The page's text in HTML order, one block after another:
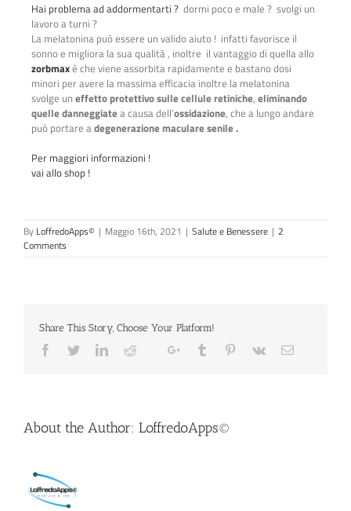
Hai problema ad addormentarti ? dormi poco e male ? svolgi un
lavoro a turni ?
La melatonina può essere un valido aiuto ! infatti favorisce il
sonno e migliora la sua qualità , inoltre il vantaggio di quella allo
zorbmaxè che viene assorbita rapidamente e bastano dosi
minori per avere la massima efficacia inoltre la melatonina
svolge un effetto protettivo sulle cellule retiniche, eliminando
quelle danneggiate a causa dell’ossidazione, che a lungo andare
può portare adegenerazione maculare senile .
Per maggiori informazioni !
vai allo shop !
By LoffredoApps© | Maggio 16th, 2021 | Salute e Benessere | 2
Comments
Share This Story, Choose Your Platform!
About the Author: LoffredoApps©